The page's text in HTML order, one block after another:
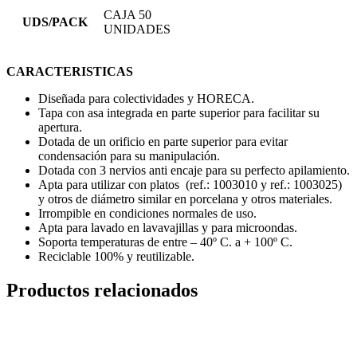
UDS/PACK
CAJA 50
UNIDADES
CARACTERISTICAS
Diseñada para colectividades y HORECA.
Tapa con asa integrada en parte superior para facilitar su
apertura.
Dotada de un orificio en parte superior para evitar
condensación para su manipulación.
Dotada con 3 nervios anti encaje para su perfecto apilamiento.
Apta para utilizar con platos (ref.: 1003010 y ref.: 1003025)
y otros de diámetro similar en porcelana y otros materiales.
Irrompible en condiciones normales de uso.
Apta para lavado en lavavajillas y para microondas.
Soporta temperaturas de entre – 40º C. a + 100º C.
Reciclable 100% y reutilizable.
Productos relacionados